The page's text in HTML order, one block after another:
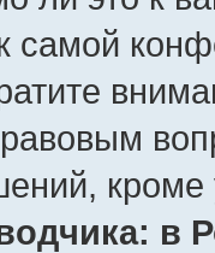
самой
в